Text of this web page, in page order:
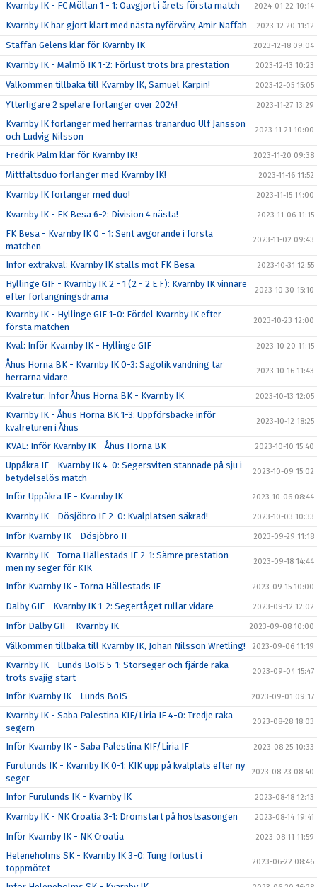
Kvarnby IK - FC Möllan 1 - 1: Oavgjort i årets första match 2024-01-22 10:14
Kvarnby IK har gjort klart med nästa nyförvärv, Amir Naffah 2023-12-20 11:12
Staffan Gelens klar för Kvarnby IK 2023-12-18 09:04
Kvarnby IK - Malmö IK 1-2: Förlust trots bra prestation 2023-12-13 10:23
Välkommen tillbaka till Kvarnby IK, Samuel Karpin! 2023-12-05 15:05
Ytterligare 2 spelare förlänger över 2024! 2023-11-27 13:29
Kvarnby IK förlänger med herrarnas tränarduo Ulf Jansson
och Ludvig Nilsson
2023-11-21 10:00
Fredrik Palm klar för Kvarnby IK! 2023-11-20 09:38
Mittfältsduo förlänger med Kvarnby IK! 2023-11-16 11:52
Kvarnby IK förlänger med duo! 2023-11-15 14:00
Kvarnby IK - FK Besa 6-2: Division 4 nästa! 2023-11-06 11:15
FK Besa - Kvarnby IK 0 - 1: Sent avgörande i första
matchen
2023-11-02 09:43
Inför extrakval: Kvarnby IK ställs mot FK Besa 2023-10-31 12:55
Hyllinge GIF - Kvarnby IK 2 - 1 (2 - 2 E.F): Kvarnby IK vinnare
efter förlängningsdrama
2023-10-30 15:10
Kvarnby IK - Hyllinge GIF 1-0: Fördel Kvarnby IK efter
första matchen
2023-10-23 12:00
Kval: Inför Kvarnby IK - Hyllinge GIF 2023-10-20 11:15
Åhus Horna BK - Kvarnby IK 0-3: Sagolik vändning tar
herrarna vidare
2023-10-16 11:43
Kvalretur: Inför Åhus Horna BK - Kvarnby IK 2023-10-13 12:05
Kvarnby IK - Åhus Horna BK 1-3: Uppförsbacke inför
kvalreturen i Åhus
2023-10-12 18:25
KVAL: Inför Kvarnby IK - Åhus Horna BK 2023-10-10 15:40
Uppåkra IF - Kvarnby IK 4-0: Segersviten stannade på sju i
betydelselös match
2023-10-09 15:02
Inför Uppåkra IF - Kvarnby IK 2023-10-06 08:44
Kvarnby IK - Dösjöbro IF 2-0: Kvalplatsen säkrad! 2023-10-03 10:33
Inför Kvarnby IK - Dösjöbro IF 2023-09-29 11:18
Kvarnby IK - Torna Hällestads IF 2-1: Sämre prestation
men ny seger för KIK
2023-09-18 14:44
Inför Kvarnby IK - Torna Hällestads IF 2023-09-15 10:00
Dalby GIF - Kvarnby IK 1-2: Segertåget rullar vidare 2023-09-12 12:02
Inför Dalby GIF - Kvarnby IK 2023-09-08 10:00
Välkommen tillbaka till Kvarnby IK, Johan Nilsson Wretling! 2023-09-06 11:19
Kvarnby IK - Lunds BoIS 5-1: Storseger och fjärde raka
trots svajig start
2023-09-04 15:47
Inför Kvarnby IK - Lunds BoIS 2023-09-01 09:17
Kvarnby IK - Saba Palestina KIF/Liria IF 4-0: Tredje raka
segern
2023-08-28 18:03
Inför Kvarnby IK - Saba Palestina KIF/Liria IF 2023-08-25 10:33
Furulunds IK - Kvarnby IK 0-1: KIK upp på kvalplats efter ny
seger
2023-08-23 08:40
Inför Furulunds IK - Kvarnby IK 2023-08-18 12:13
Kvarnby IK - NK Croatia 3-1: Drömstart på höstsäsongen 2023-08-14 19:41
Inför Kvarnby IK - NK Croatia 2023-08-11 11:59
Heleneholms SK - Kvarnby IK 3-0: Tung förlust i
toppmötet
2023-06-22 08:46